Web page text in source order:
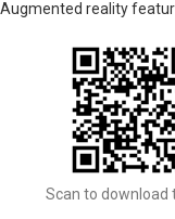
Augmented reality
Scan to download